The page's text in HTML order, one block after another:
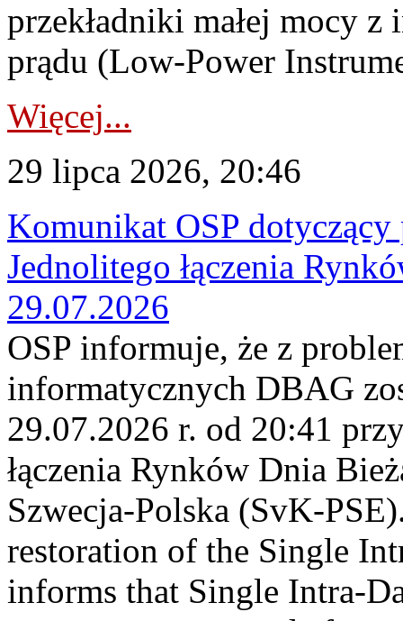
przekładniki małej mocy
prądu (Low-Power
Więcej...
29 lipca 2026, 20:46
Komunikat OSP
Jednolitego łączenia
29.07.2026
OSP informuje, że z
informatycznych DBAG
29.07.2026 r. od 20:41
łączenia Rynków Dnia
Szwecja-Polska (SvK-
restoration of the Single
informs that Single Intra-